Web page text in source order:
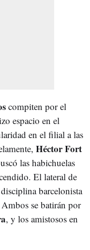
compiten por el
espacio en el
en el filial a las
Héctor Fort
las habichuelas
El lateral de
barcelonista
se batirán por
, y los amistosos en